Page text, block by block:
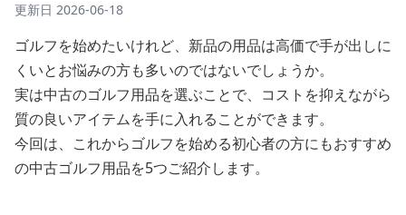
更新日 2026-06-18
ゴルフを始めたいけれど、新品の用品は高価で手が出しに
くいとお悩みの方も多いのではないでしょうか。
実は中古のゴルフ用品を選ぶことで、コストを抑えながら
質の良いアイテムを手に入れることができます。
今回は、これからゴルフを始める初心者の方にもおすすめ
の中古ゴルフ用品を5つご紹介します。